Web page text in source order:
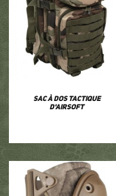
Sac à dos tactique
d'airsoft